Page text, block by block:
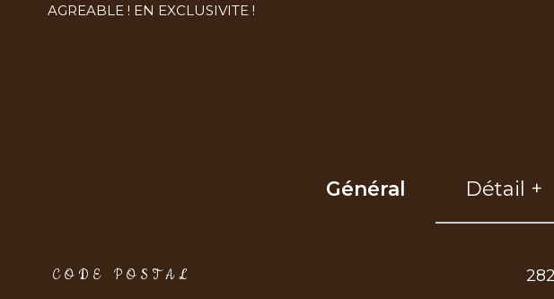
AGREABLE ! EN EXCLUSIVITE !
Général Détail +
TRAD_ZEPHYR_Caracteristique
CODE POSTAL